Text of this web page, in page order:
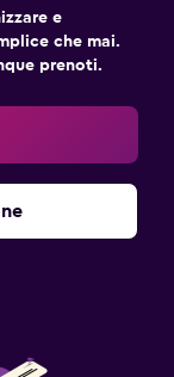
e
che mai.
prenoti.